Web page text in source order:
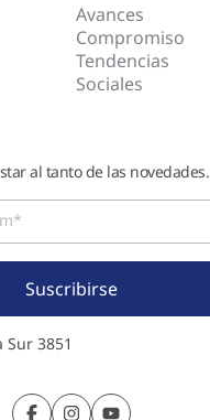
Avances
Compromiso
Tendencias
Sociales
al tanto de las novedades.
Sur 3851